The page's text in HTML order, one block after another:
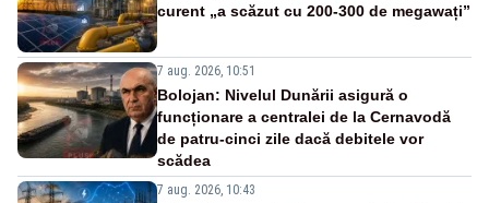
curent „a scăzut cu 200-300 de megawați”
7 aug. 2026, 10:51
Bolojan: Nivelul Dunării asigură o
funcționare a centralei de la Cernavodă
de patru-cinci zile dacă debitele vor
scădea
7 aug. 2026, 10:43